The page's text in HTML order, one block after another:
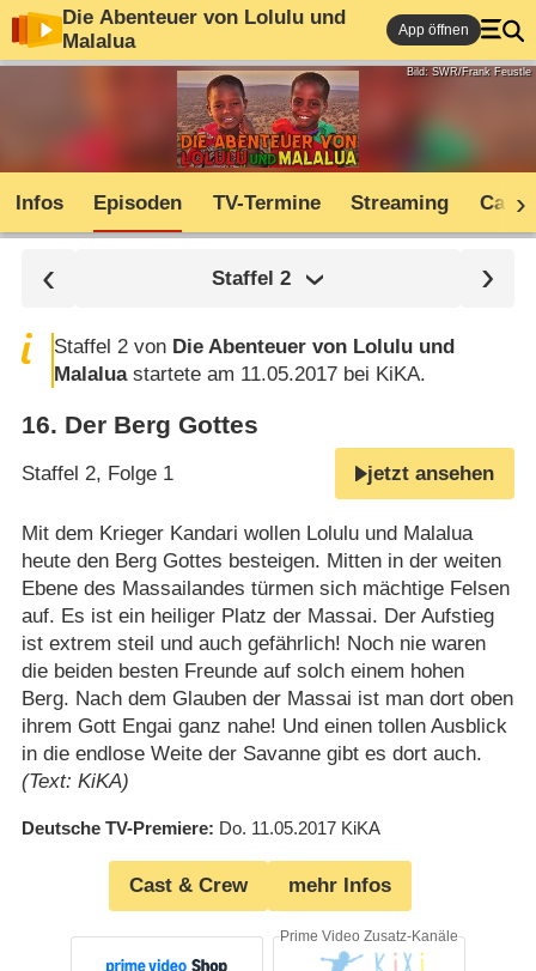
Die Abenteuer von Lolulu und
Malalua
App öffnen
Bild: SWR/Frank Feustle
Infos Episoden TV-Termine Streaming Cast
Staffel 2
Staffel 2 von Die Abenteuer von Lolulu und
Malaluastartete am 11.05.2017 bei KiKA.
16. Der Berg Gottes
Staffel 2, Folge 1 jetzt ansehen
Mit dem Krieger Kandari wollen Lolulu und Malalua
heute den Berg Gottes besteigen. Mitten in der weiten
Ebene des Massailandes türmen sich mächtige Felsen
auf. Es ist ein heiliger Platz der Massai. Der Aufstieg
ist extrem steil und auch gefährlich! Noch nie waren
die beiden besten Freunde auf solch einem hohen
Berg. Nach dem Glauben der Massai ist man dort oben
ihrem Gott Engai ganz nahe! Und einen tollen Ausblick
in die endlose Weite der Savanne gibt es dort auch.
(Text: KiKA)
Deutsche TV-Premiere Do. 11.05.2017 KiKA
Cast & Crew mehr Infos
Prime Video Zusatz-Kanäle